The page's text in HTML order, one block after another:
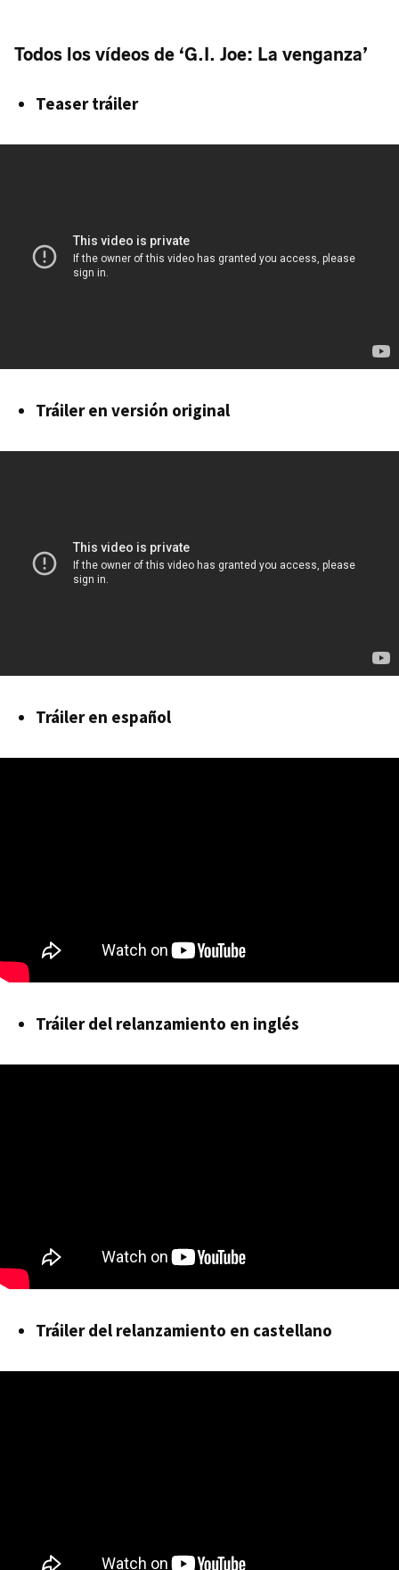
Todos los vídeos de ‘G.I. Joe: La venganza’
Teaser tráiler
Tráiler en versión original
Tráiler en español
Tráiler del relanzamiento en inglés
Tráiler del relanzamiento en castellano